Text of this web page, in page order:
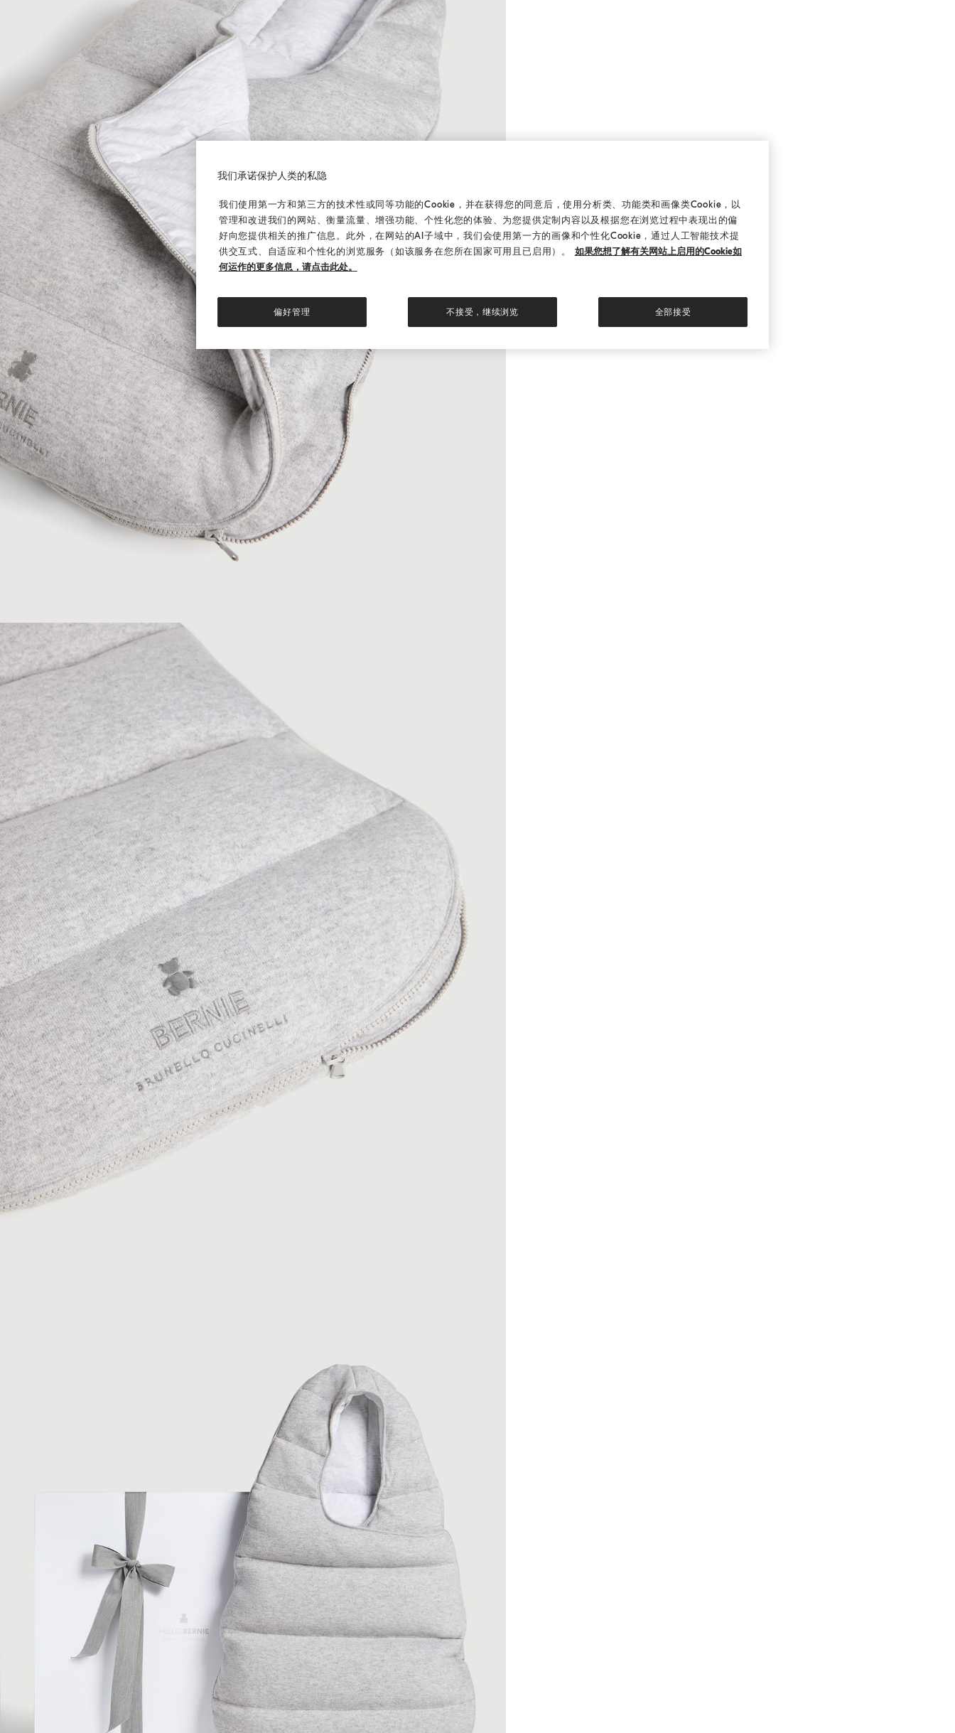
我们承诺保护人类的私隐
我们使用第一方和第三方的技术性或同等功能的Cookie，并在获得您的同意后，使用分析类、功能类和画像类Cookie，以
管理和改进我们的网站、衡量流量、增强功能、个性化您的体验、为您提供定制内容以及根据您在浏览过程中表现出的偏
好向您提供相关的推广信息。此外，在网站的AI子域中，我们会使用第一方的画像和个性化Cookie，通过人工智能技术提
供交互式、自适应和个性化的浏览服务（如该服务在您所在国家可用且已启用）。
如果您想了解有关网站上启用的Cookie如
何运作的更多信息，请点击此处。
偏好管理 不接受，继续浏览 全部接受